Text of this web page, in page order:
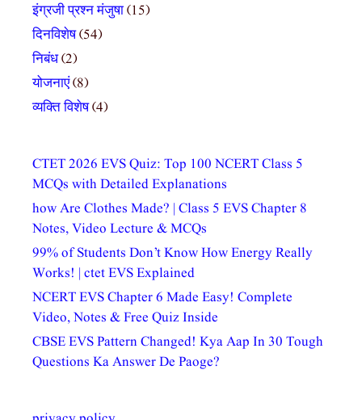
इंग्रजी प्रश्न मंजुषा(15)
दिनविशेष(54)
निबंध(2)
योजनाएं(8)
व्यक्ति विशेष(4)
CTET 2026 EVS Quiz: Top 100 NCERT Class 5
MCQs with Detailed Explanations
how Are Clothes Made? | Class 5 EVS Chapter 8
Notes, Video Lecture & MCQs
99% of Students Don’t Know How Energy Really
Works! | ctet EVS Explained
NCERT EVS Chapter 6 Made Easy! Complete
Video, Notes & Free Quiz Inside
CBSE EVS Pattern Changed! Kya Aap In 30 Tough
Questions Ka Answer De Paoge?